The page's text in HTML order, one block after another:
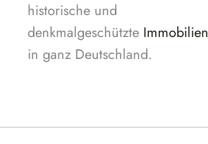
historische und
denkmalgeschützte Immobilien
in ganz Deutschland.